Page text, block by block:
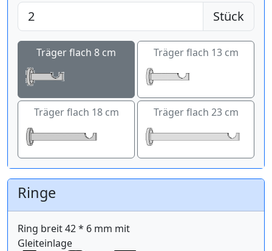
Stück
Träger flach 8 cm Träger flach 13 cm
Träger flach 18 cm Träger flach 23 cm
Ringe
Ring breit 42 * 6 mm mit
Gleiteinlage